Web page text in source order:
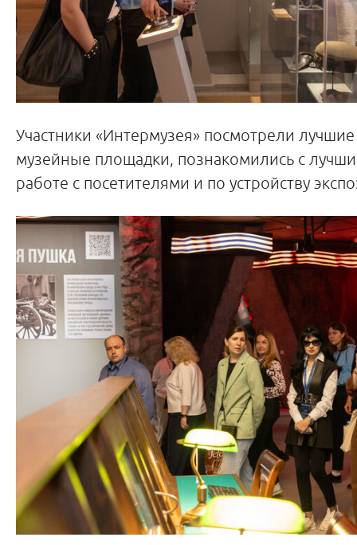
Участники «Интермузея» посмотрели
музейные площадки, познакомились с
работе с посетителями и по устройству